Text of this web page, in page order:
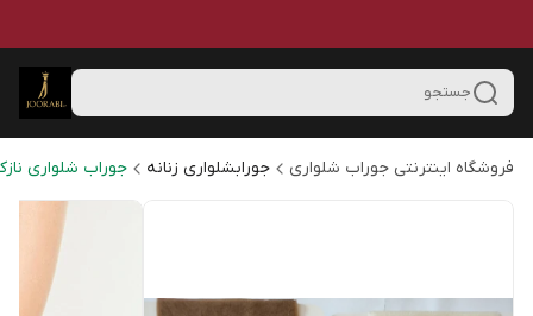
جستجو
فروشگاه اینترنتی جوراب شلواری جورابشلواری زنانه جوراب شلواری